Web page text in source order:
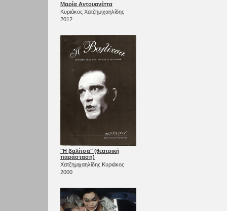
Μαρία Αντουανέττα
Κυριάκος Χατζημιχαηλίδης
2012
"Η βαλίτσα" (θεατρική
παράσταση)
Χατζημιχαηλίδης Κυριάκος
2000